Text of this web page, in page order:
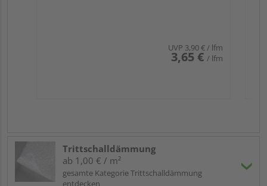
UVP 3,90 €/ lfm
3,65 € / lfm
Trittschalldämmung
ab 1,00 € / m²
gesamte Kategorie Trittschalldämmung
entdecken